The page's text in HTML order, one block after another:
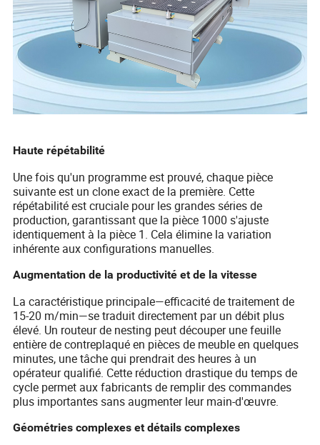
Haute répétabilité
Une fois qu'un programme est prouvé, chaque pièce
suivante est un clone exact de la première. Cette
répétabilité est cruciale pour les grandes séries de
production, garantissant que la pièce 1000 s'ajuste
identiquement à la pièce 1. Cela élimine la variation
inhérente aux configurations manuelles.
Augmentation de la productivité et de la vitesse
La caractéristique principale—efficacité de traitement de
15-20 m/min—se traduit directement par un débit plus
élevé. Un routeur de nesting peut découper une feuille
entière de contreplaqué en pièces de meuble en quelques
minutes, une tâche qui prendrait des heures à un
opérateur qualifié. Cette réduction drastique du temps de
cycle permet aux fabricants de remplir des commandes
plus importantes sans augmenter leur main-d'œuvre.
Géométries complexes et détails complexes